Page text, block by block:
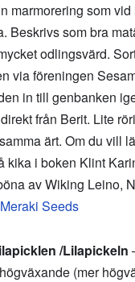
marmorering som
Beskrivs som bra
odlingsvärd.
via föreningen
in till genbanken
från Berit. Lite
ärt. Om du vill
kika i boken Klint
av Wiking Leino,
Seeds
/Lilapickeln
(mer